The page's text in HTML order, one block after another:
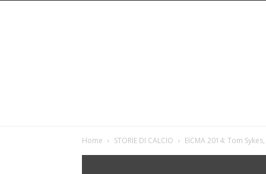
Home STORIE DI CALCIO EICMA 2014: Tom